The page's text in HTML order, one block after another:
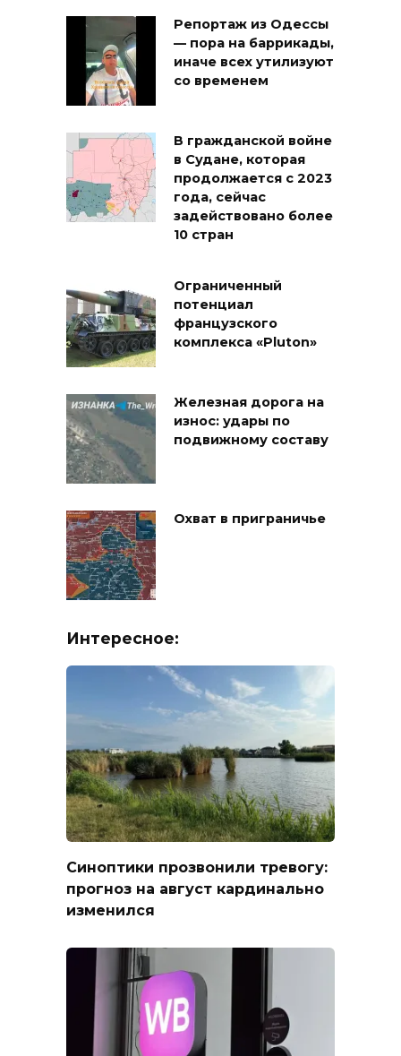
Репортаж из Одессы
— пора на баррикады,
иначе всех утилизуют
со временем
В гражданской войне
в Судане, которая
продолжается с 2023
года, сейчас
задействовано более
10 стран
Ограниченный
потенциал
французского
комплекса «Pluton»
Железная дорога на
износ: удары по
подвижному составу
Охват в приграничье
Интересное:
Синоптики прозвонили тревогу:
прогноз на август кардинально
изменился